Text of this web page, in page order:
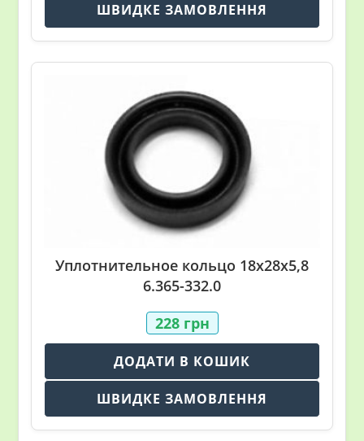
ШВИДКЕ ЗАМОВЛЕННЯ
Уплотнительное кольцо 18х28х5,8
6.365-332.0
228 грн
ДОДАТИ В КОШИК
ШВИДКЕ ЗАМОВЛЕННЯ